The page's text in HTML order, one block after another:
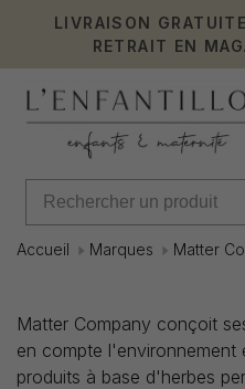
LIVRAISON
RETRAIT EN
Accueil Marques Matter
Matter Company conçoit
en compte l'environnement
produits à base d'herbes